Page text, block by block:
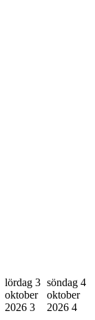
lördag 3
oktober
2026 3
söndag 4
oktober
2026 4